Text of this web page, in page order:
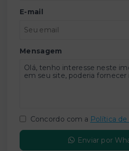
E-mail
Mensagem
Concordo com a Política
Enviar por